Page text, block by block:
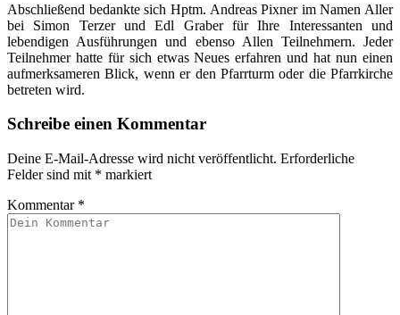
Abschließend bedankte sich Hptm. Andreas Pixner im Namen Aller
bei Simon Terzer und Edl Graber für Ihre Interessanten und
lebendigen Ausführungen und ebenso Allen Teilnehmern. Jeder
Teilnehmer hatte für sich etwas Neues erfahren und hat nun einen
aufmerksameren Blick, wenn er den Pfarrturm oder die Pfarrkirche
betreten wird.
Schreibe einen Kommentar
Deine E-Mail-Adresse wird nicht veröffentlicht. Erforderliche
Felder sind mit * markiert
Kommentar *